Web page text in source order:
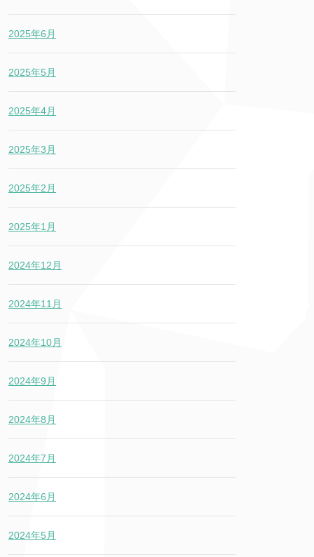
2025年6月
2025年5月
2025年4月
2025年3月
2025年2月
2025年1月
2024年12月
2024年11月
2024年10月
2024年9月
2024年8月
2024年7月
2024年6月
2024年5月